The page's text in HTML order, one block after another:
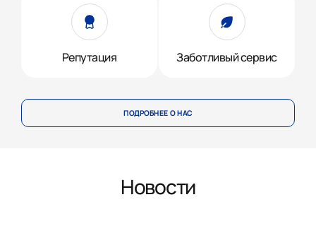
Репутация Заботливый сервис
ПОДРОБНЕЕ О НАС
Новости